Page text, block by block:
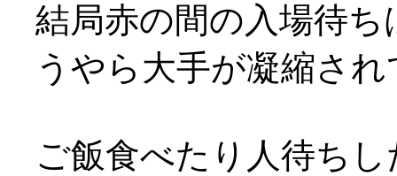
結局赤の間の入場待
うやら大手が凝縮さ
ご飯食べたり人待ち